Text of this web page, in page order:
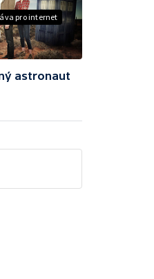
pro internet
astronaut